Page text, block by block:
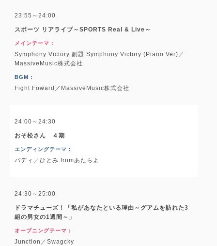
23:55～24:00
スポーツ リアライブ～SPORTS Real & Live～
メインテーマ :
Symphony Victory 副題:Symphony Victory (Piano Ver)／
MassiveMusic株式会社
BGM :
Fight Foward／MassiveMusic株式会社
24:00～24:30
おそ松さん ４期
エンディングテーマ :
バディ／ひとみ fromあたらよ
24:30～25:00
ドラマチューズ！「私があなたといる理由～グアムを訪れた3
組の男女の1週間～」
オープニングテーマ :
Junction／Swagcky